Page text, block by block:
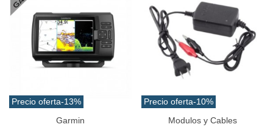
Precio oferta-13%
Garmin
Precio oferta-10%
Modulos y Cables